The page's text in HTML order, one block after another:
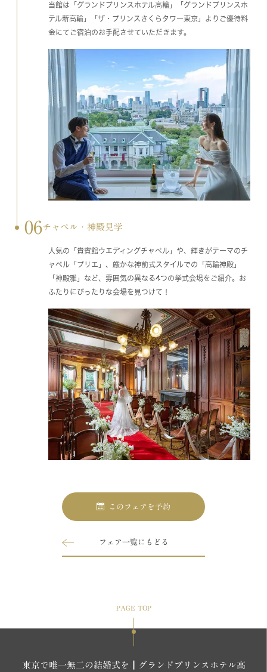
当館は「グランドプリンスホテル高輪」「グランドプリンスホ
テル新高輪」「ザ・プリンスさくらタワー東京」よりご優待料
金にてご宿泊のお手配させていただきます。
06チャペル・神殿見学
人気の「貴賓館ウエディングチャペル」や、輝きがテーマのチ
ャペル「プリエ」、厳かな神前式スタイルでの「高輪神殿」
「神殿雅」など、雰囲気の異なる4つの挙式会場をご紹介。お
ふたりにぴったりな会場を見つけて！
このフェアを予約
フェア一覧にもどる
PAGE TOP
東京で唯一無二の結婚式を┃グランドプリンスホテル高